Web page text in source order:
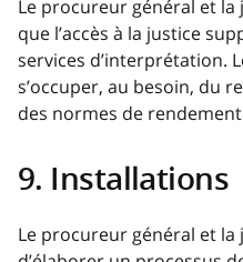
Le procureur général et
que l’accès à la justice
services d’interprétation.
s’occuper, au besoin, du
des normes de
9. Installations
Le procureur général et